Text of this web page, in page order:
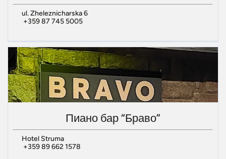
ul. Zheleznicharska 6
+359 87 745 5005
Пиано бар “Браво”
Hotel Struma
+359 89 662 1578